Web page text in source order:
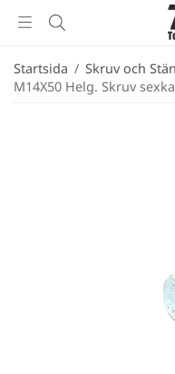
Startsida / Skruv och
M14X50 Helg. Skruv